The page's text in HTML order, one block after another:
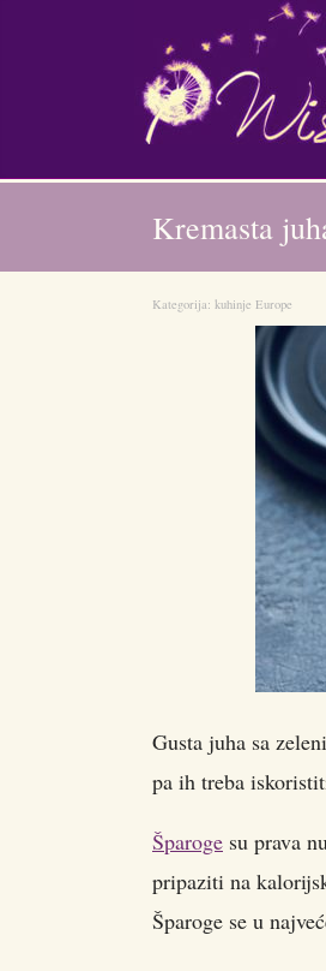
Kremasta
Kategorija: kuhinje Europe
Gusta juha sa
pa ih treba
Šparoge su prava
pripaziti na
Šparoge se u